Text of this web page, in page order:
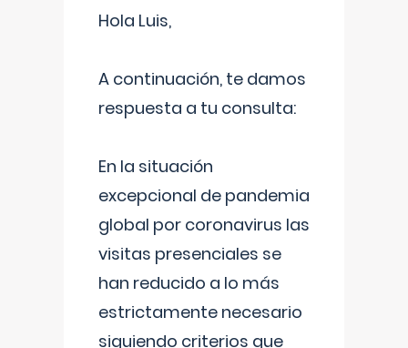
Hola Luis,
A continuación, te damos
respuesta a tu consulta:
En la situación
excepcional de pandemia
global por coronavirus las
visitas presenciales se
han reducido a lo más
estrictamente necesario
siguiendo criterios que